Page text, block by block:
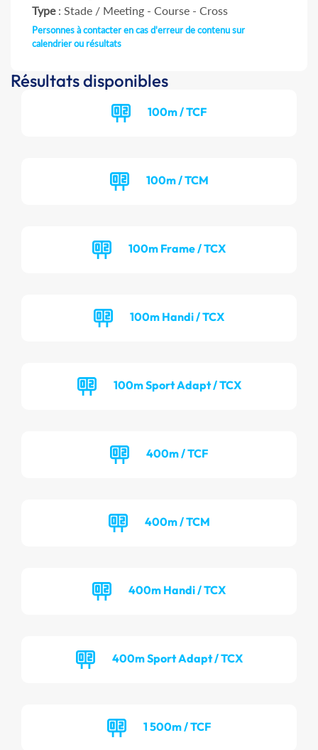
Type: Stade / Meeting - Course - Cross
Personnes à contacter en cas d'erreur de contenu sur
calendrier ou résultats
Résultats disponibles
100m / TCF
100m / TCM
100m Frame / TCX
100m Handi / TCX
100m Sport Adapt / TCX
400m / TCF
400m / TCM
400m Handi / TCX
400m Sport Adapt / TCX
1 500m / TCF